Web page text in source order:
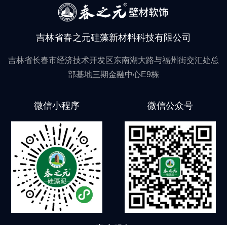
吉林省春之元硅藻新材料科技有限公司
吉林省长春市经济技术开发区东南湖大路与福州街交汇处总
部基地三期金融中心E9栋
微信小程序 微信公众号